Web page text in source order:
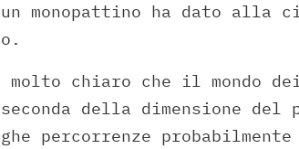
un monopattino ha dato alla
molto chiaro che il mondo
della dimensione
percorrenze